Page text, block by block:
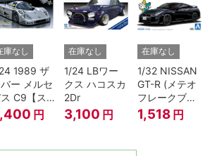
庫なし
1989 ザ
ー メルセ
C9【ス
ル特別販
商品】
円
在庫なし
1/24 LBワー
クス ハコスカ
2Dr
3,100 円
在庫なし
1/32 NISSAN
GT-R (メテオ
フレークブラ
ックパール)
1,518 円